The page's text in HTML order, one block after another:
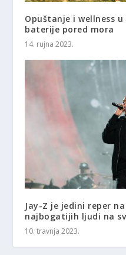
Opuštanje i wellness
baterije pored mora
14. rujna 2023.
Jay-Z je jedini reper
najbogatijih ljudi na
10. travnja 2023.